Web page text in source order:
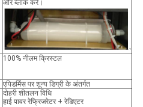
और ब्लॉक करें।
100% नीलम क्रिस्टल
एपिडर्मिस पर शून्य डिग्री के अंतर्गत
दोहरी शीतलन विधि
हाई पावर रेफ्रिजरेटर + रेडिएटर